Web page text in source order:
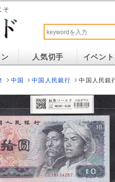
そ
人気切手 イベン
中国 中国人民銀行 中国人民銀